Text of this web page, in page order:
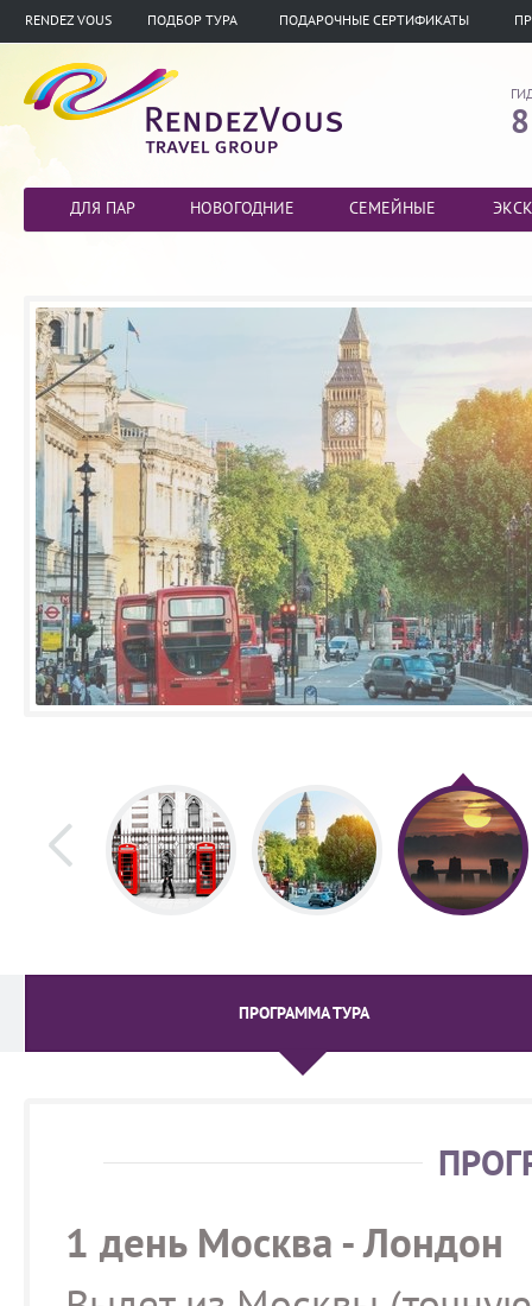
RENDEZ VOUS ПОДБОР ТУРА ПОДАРОЧНЫЕ СЕРТИФИКАТЫ
ДЛЯ ПАР НОВОГОДНИЕ СЕМЕЙНЫЕ
ПРОГРАММА ТУРА
1 день Москва - Лондон